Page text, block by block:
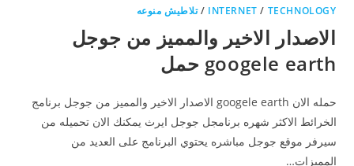
INTERNET / TECHNOLOGY
/تلاطيش منوعه
الاصدار الاخير والمميز من جوجل
googele earth حمل
حمله الان googele earth الاصدار الاخير والمميز من جوجل برنامج
الخرائط الاكثر شهره برنامجل جوجل ايرث يمكنك الان تحميله من
سيرفر موقع جوجل مباشره يحتوي البرنامج على العديد من
المميزات…